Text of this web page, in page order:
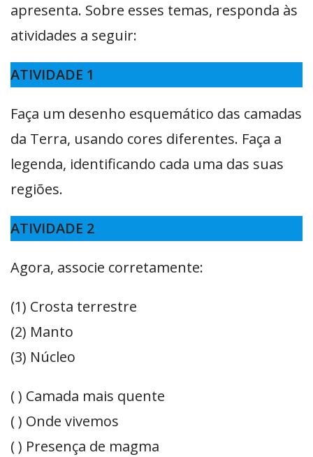
apresenta. Sobre esses temas, responda às
atividades a seguir:
ATIVIDADE 1
Faça um desenho esquemático das camadas
da Terra, usando cores diferentes. Faça a
legenda, identificando cada uma das suas
regiões.
ATIVIDADE 2
Agora, associe corretamente:
(1) Crosta terrestre
(2) Manto
(3) Núcleo
( ) Camada mais quente
( ) Onde vivemos
( ) Presença de magma